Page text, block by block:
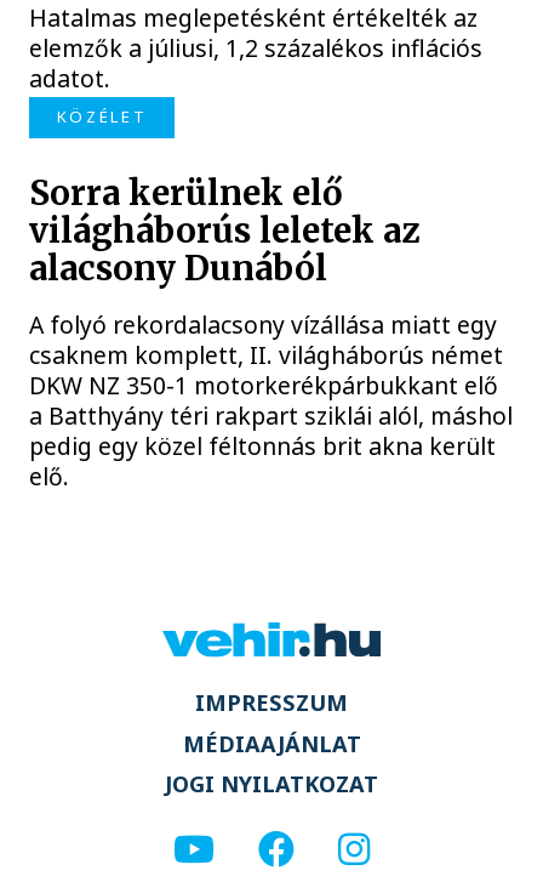
Hatalmas meglepetésként értékelték az
elemzők a júliusi, 1,2 százalékos inflációs
adatot.
KÖZÉLET
Sorra kerülnek elő
világháborús leletek az
alacsony Dunából
A folyó rekordalacsony vízállása miatt egy
csaknem komplett, II. világháborús német
DKW NZ 350-1 motorkerékpárbukkant elő
a Batthyány téri rakpart sziklái alól, máshol
pedig egy közel féltonnás brit akna került
elő.
IMPRESSZUM
MÉDIAAJÁNLAT
JOGI NYILATKOZAT